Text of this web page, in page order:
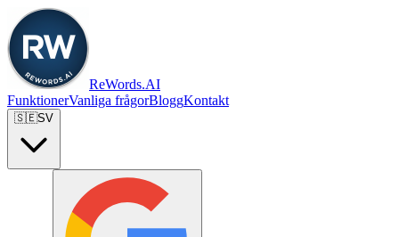
ReWords.AI
FunktionerVanliga frågorBloggKontakt
🇸🇪SV